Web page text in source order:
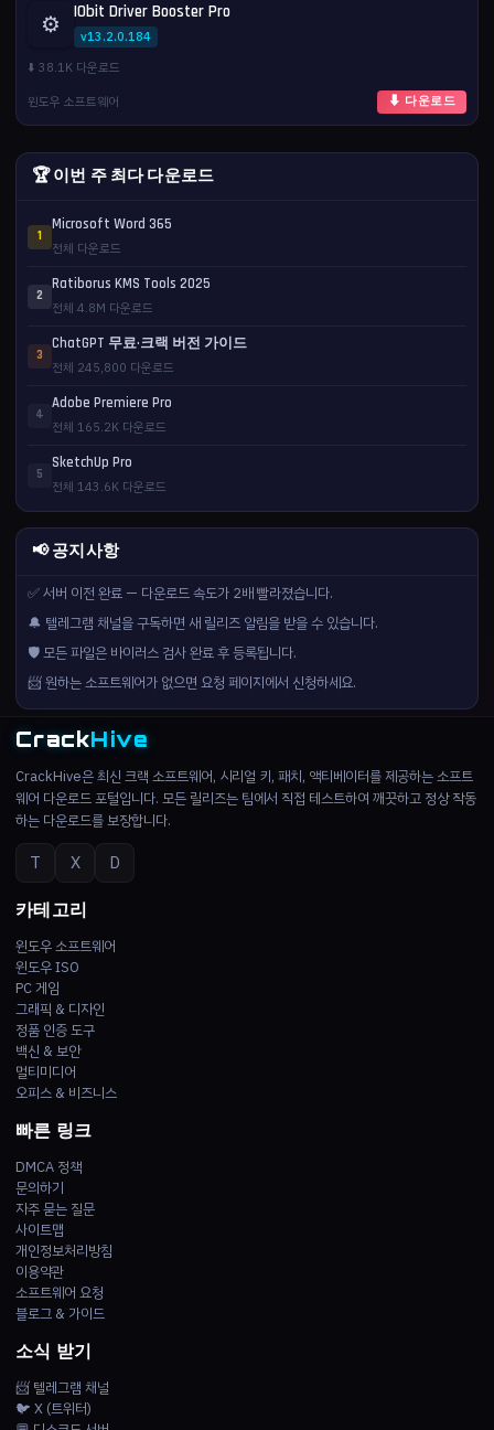
⚙️ IObit Driver Booster Pro
v13.2.0.184
⬇️ 38.1K 다운로드
윈도우 소프트웨어
⬇ 다운로드
🏆 이번 주 최다 다운로드
1
Microsoft Word 365
전체 다운로드
2
Ratiborus KMS Tools 2025
전체 4.8M 다운로드
3
ChatGPT 무료·크랙 버전 가이드
전체 245,800 다운로드
4
Adobe Premiere Pro
전체 165.2K 다운로드
5
SketchUp Pro
전체 143.6K 다운로드
📢 공지사항
✅ 서버 이전 완료 — 다운로드 속도가 2배 빨라졌습니다.
🔔 텔레그램 채널을 구독하면 새 릴리즈 알림을 받을 수 있습니다.
🛡️ 모든 파일은 바이러스 검사 완료 후 등록됩니다.
📨 원하는 소프트웨어가 없으면 요청 페이지에서 신청하세요.
CrackHive
CrackHive은 최신 크랙 소프트웨어, 시리얼 키, 패치, 액티베이터를 제공하는 소프트
웨어 다운로드 포털입니다. 모든 릴리즈는 팀에서 직접 테스트하여 깨끗하고 정상 작동
하는 다운로드를 보장합니다.
T X D
카테고리
윈도우 소프트웨어
윈도우 ISO
PC 게임
그래픽 & 디자인
정품 인증 도구
백신 & 보안
멀티미디어
오피스 & 비즈니스
빠른 링크
DMCA 정책
문의하기
자주 묻는 질문
사이트맵
개인정보처리방침
이용약관
소프트웨어 요청
블로그 & 가이드
소식 받기
📨 텔레그램 채널
🐦 X (트위터)